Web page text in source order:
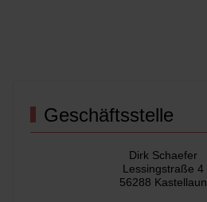
Geschäftsstelle
Dirk Schaefer
Lessingstraße 4
56288 Kastellaun